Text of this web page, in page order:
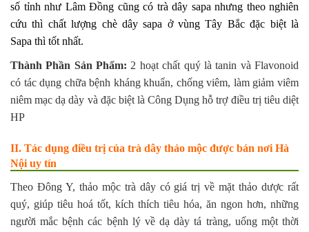
số tỉnh như Lâm Đồng cũng có trà dây sapa nhưng theo nghiên
cứu thì chất lượng chè dây sapa ở vùng Tây Bắc đặc biệt là
Sapa thì tốt nhất.
Thành Phần Sản Phẩm: 2 hoạt chất quý là tanin và Flavonoid
có tác dụng chữa bệnh kháng khuẩn, chống viêm, làm giảm viêm
niêm mạc dạ dày và đặc biệt là Công Dụng hỗ trợ điều trị tiêu diệt
HP
II. Tác dụng điều trị của trà dây thảo mộc được bán nơi Hà
Nội uy tín
Theo Đông Y, thảo mộc trà dây có giá trị về mặt thảo dược rất
quý, giúp tiêu hoá tốt, kích thích tiêu hóa, ăn ngon hơn, những
người mắc bệnh các bệnh lý về dạ dày tá tràng, uống một thời